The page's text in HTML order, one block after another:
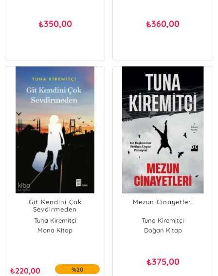
₺350,00 ₺360,00
Git Kendini Çok
Sevdirmeden
Tuna Kiremitçi
Mona Kitap
₺220,00 %20
Mezun Cinayetleri
Tuna Kiremitçi
Doğan Kitap
₺375,00